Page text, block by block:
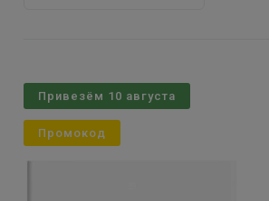
Привезём 10 августа
Промокод